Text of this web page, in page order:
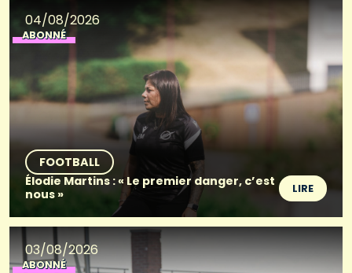
04/08/2026
ABONNÉ
FOOTBALL
Élodie Martins : « Le premier danger, c’est
nous »
LIRE
03/08/2026
ABONNÉ